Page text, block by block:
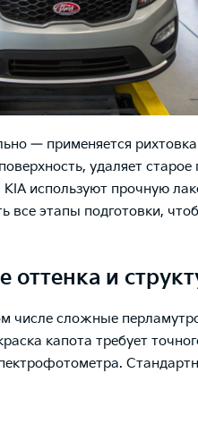
— применяется
удаляет старое
используют прочную
все этапы подготовки,
оттенка и
числе сложные
капота требует